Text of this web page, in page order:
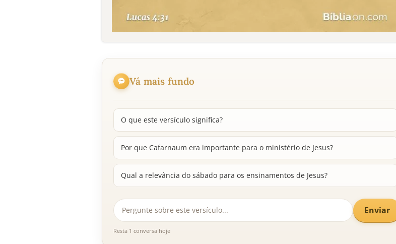
Vá mais fundo
O que este versículo significa?
Por que Cafarnaum era importante para o ministério de Jesus?
Qual a relevância do sábado para os ensinamentos de Jesus?
Enviar
Resta 1 conversa hoje